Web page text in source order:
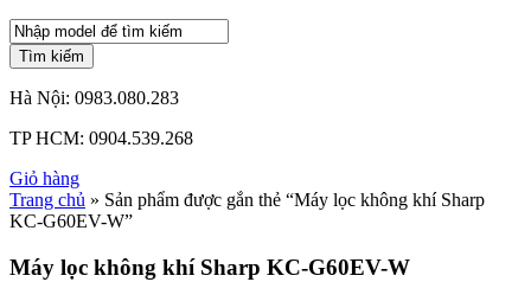
Tìm kiếm
Hà Nội: 0983.080.283
TP HCM: 0904.539.268
Giỏ hàng
Trang chủ » Sản phẩm được gắn thẻ “Máy lọc không khí Sharp
KC-G60EV-W”
Máy lọc không khí Sharp KC-G60EV-W